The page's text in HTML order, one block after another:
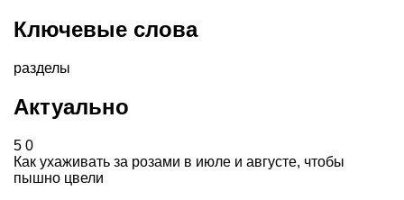
Ключевые слова
разделы
Актуально
5 0
Как ухаживать за розами в июле и августе, чтобы
пышно цвели